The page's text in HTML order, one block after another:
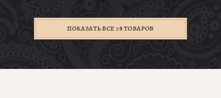
ПОКАЗАТЬ ВСЕ 78 ТОВАРОВ